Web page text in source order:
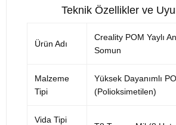
Teknik Özellikler ve
Ürün Adı
Creality POM Yaylı
Somun
Malzeme
Tipi
Yüksek Dayanımlı
(Polioksimetilen)
Vida Tipi